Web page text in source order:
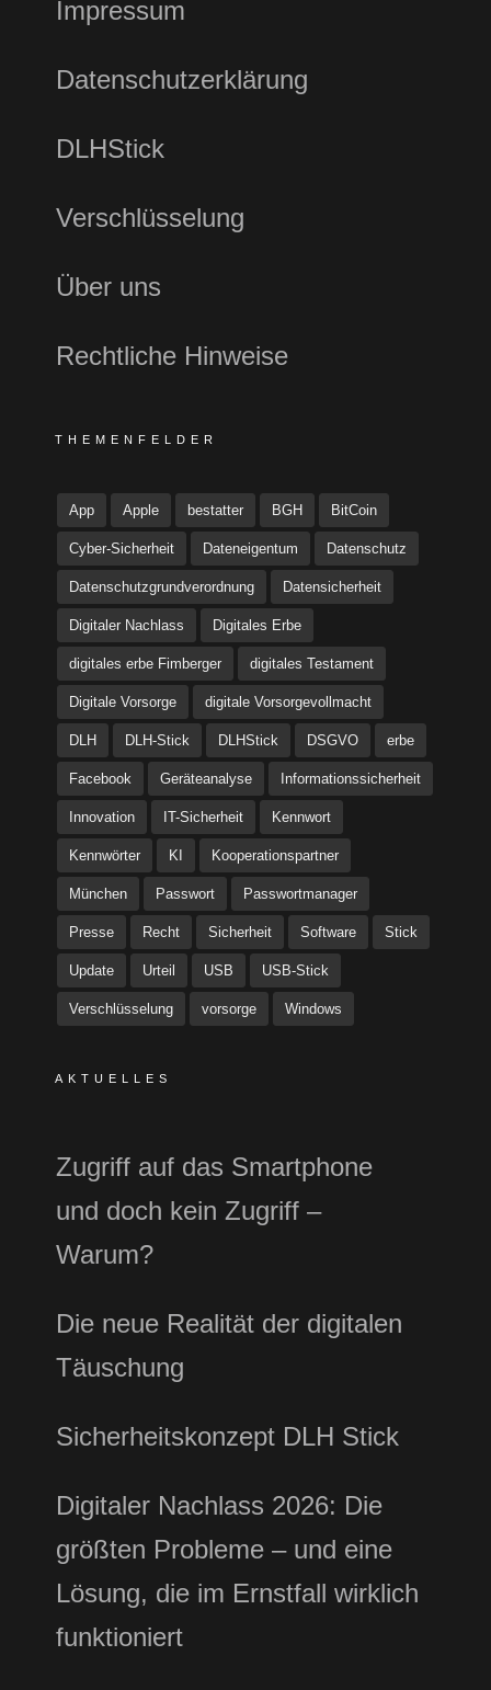
Impressum
Datenschutzerklärung
DLHStick
Verschlüsselung
Über uns
Rechtliche Hinweise
THEMENFELDER
App Apple bestatter BGH BitCoin
Cyber-Sicherheit Dateneigentum Datenschutz
Datenschutzgrundverordnung Datensicherheit
Digitaler Nachlass Digitales Erbe
digitales erbe Fimberger digitales Testament
Digitale Vorsorge digitale Vorsorgevollmacht
DLH DLH-Stick DLHStick DSGVO erbe
Facebook Geräteanalyse Informationssicherheit
Innovation IT-Sicherheit Kennwort
Kennwörter KI Kooperationspartner
München Passwort Passwortmanager
Presse Recht Sicherheit Software Stick
Update Urteil USB USB-Stick
Verschlüsselung vorsorge Windows
AKTUELLES
Zugriff auf das Smartphone
und doch kein Zugriff –
Warum?
Die neue Realität der digitalen
Täuschung
Sicherheitskonzept DLH Stick
Digitaler Nachlass 2026: Die
größten Probleme – und eine
Lösung, die im Ernstfall wirklich
funktioniert